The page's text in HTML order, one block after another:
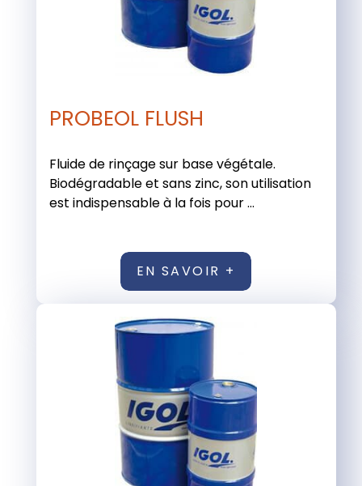
PROBEOL FLUSH
Fluide de rinçage sur base végétale.
Biodégradable et sans zinc, son utilisation
est indispensable à la fois pour ...
EN SAVOIR +